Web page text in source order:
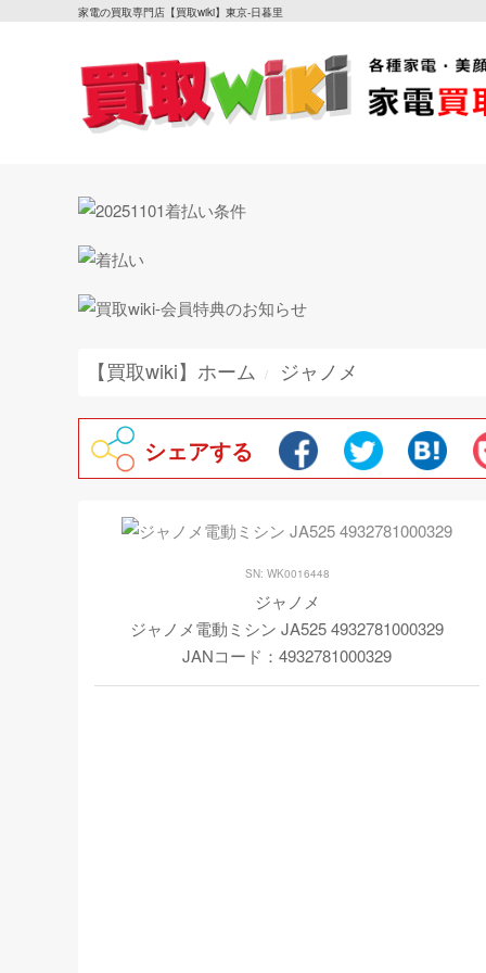
家電の買取専門店【買取wiki】東京-日暮里
【買取wiki】ホーム ジャノメ
シェアする
SN: WK0016448
ジャノメ
ジャノメ電動ミシン JA525 4932781000329
JANコード：4932781000329